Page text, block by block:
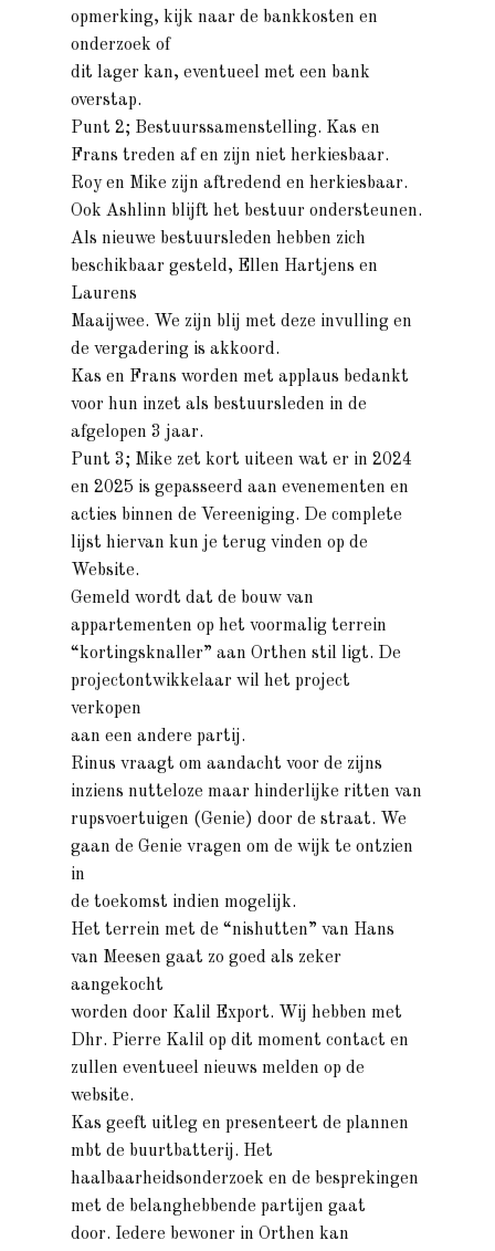
opmerking, kijk naar de bankkosten en
onderzoek of
dit lager kan, eventueel met een bank
overstap.
Punt 2; Bestuurssamenstelling. Kas en
Frans treden af en zijn niet herkiesbaar.
Roy en Mike zijn aftredend en herkiesbaar.
Ook Ashlinn blijft het bestuur ondersteunen.
Als nieuwe bestuursleden hebben zich
beschikbaar gesteld, Ellen Hartjens en
Laurens
Maaijwee. We zijn blij met deze invulling en
de vergadering is akkoord.
Kas en Frans worden met applaus bedankt
voor hun inzet als bestuursleden in de
afgelopen 3 jaar.
Punt 3; Mike zet kort uiteen wat er in 2024
en 2025 is gepasseerd aan evenementen en
acties binnen de Vereeniging. De complete
lijst hiervan kun je terug vinden op de
Website.
Gemeld wordt dat de bouw van
appartementen op het voormalig terrein
“kortingsknaller” aan Orthen stil ligt. De
projectontwikkelaar wil het project
verkopen
aan een andere partij.
Rinus vraagt om aandacht voor de zijns
inziens nutteloze maar hinderlijke ritten van
rupsvoertuigen (Genie) door de straat. We
gaan de Genie vragen om de wijk te ontzien
in
de toekomst indien mogelijk.
Het terrein met de “nishutten” van Hans
van Meesen gaat zo goed als zeker
aangekocht
worden door Kalil Export. Wij hebben met
Dhr. Pierre Kalil op dit moment contact en
zullen eventueel nieuws melden op de
website.
Kas geeft uitleg en presenteert de plannen
mbt de buurtbatterij. Het
haalbaarheidsonderzoek en de besprekingen
met de belanghebbende partijen gaat
door. Iedere bewoner in Orthen kan